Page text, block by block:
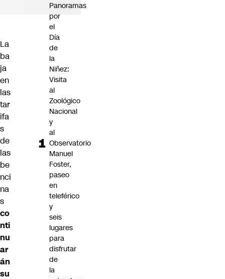
La
ba
ja
en
las
tar
ifa
s
de
las
be
nci
na
s
co
nti
nu
ar
án
su
Panoramas
por
el
Día
de
la
Niñez:
Visita
al
Zoológico
Nacional
y
al
Observatorio
Manuel
Foster,
paseo
en
teleférico
y
seis
lugares
para
disfrutar
de
la